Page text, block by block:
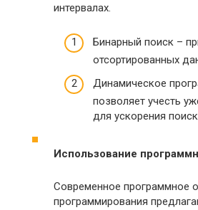
интервалах.
Бинарный поиск –
отсортированных
Динамическое
позволяет учесть
для ускорения
Использование
Современное программное
программирования